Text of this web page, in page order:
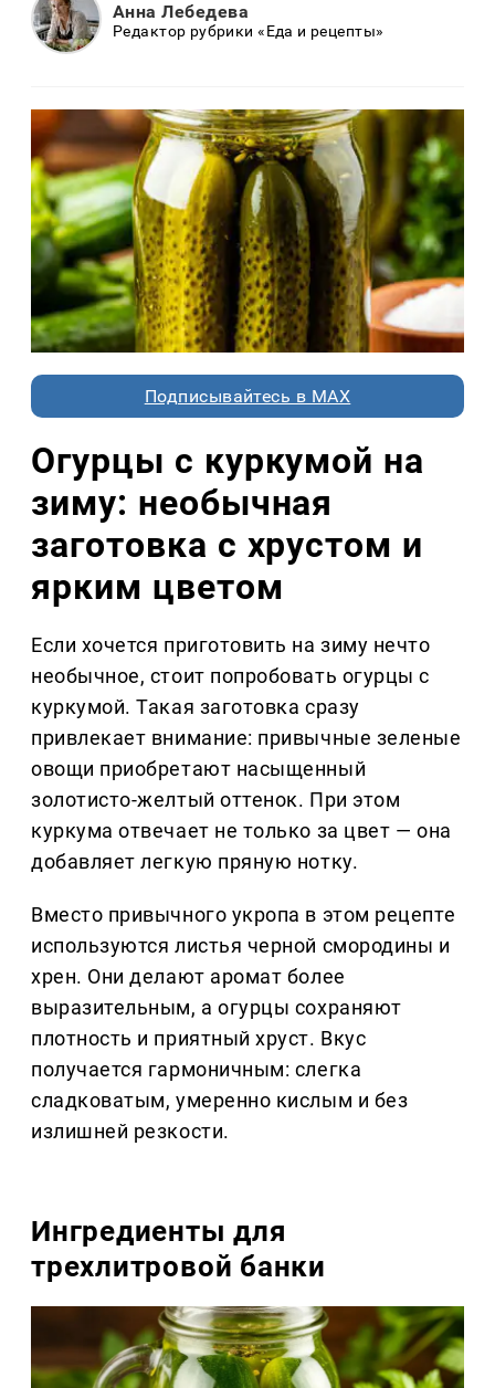
Анна Лебедева
Редактор рубрики «Еда и рецепты»
Подписывайтесь в MAX
Огурцы с куркумой на
зиму: необычная
заготовка с хрустом и
ярким цветом
Если хочется приготовить на зиму нечто
необычное, стоит попробовать огурцы с
куркумой. Такая заготовка сразу
привлекает внимание: привычные зеленые
овощи приобретают насыщенный
золотисто-желтый оттенок. При этом
куркума отвечает не только за цвет — она
добавляет легкую пряную нотку.
Вместо привычного укропа в этом рецепте
используются листья черной смородины и
хрен. Они делают аромат более
выразительным, а огурцы сохраняют
плотность и приятный хруст. Вкус
получается гармоничным: слегка
сладковатым, умеренно кислым и без
излишней резкости.
Ингредиенты для
трехлитровой банки